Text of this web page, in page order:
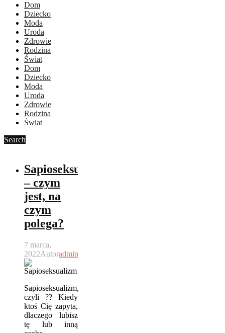
Dom
Dziecko
Moda
Uroda
Zdrowie
Rodzina
Świat
Dom
Dziecko
Moda
Uroda
Zdrowie
Rodzina
Świat
Search
Sapioseksualizm
– czym
jest, na
czym
polega?
7 marca,
2022Autoradmin
Sapioseksualizm,
czyli ?? Kiedy
ktoś Cię zapyta,
dlaczego lubisz
tę lub inną